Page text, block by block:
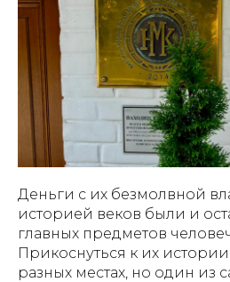
Деньги с их безмолвной
историей веков были и
главных предметов
Прикоснуться к их
разных местах, но один из